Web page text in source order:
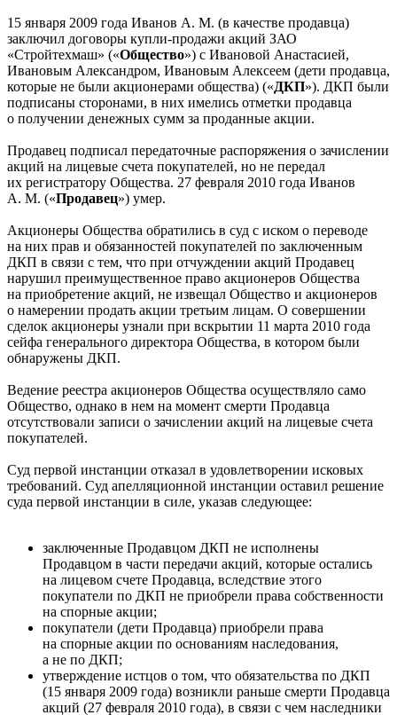
15 января 2009 года Иванов А. М. (в качестве продавца)
заключил договоры купли-продажи акций ЗАО
«Стройтехмаш» («Общество») с Ивановой Анастасией,
Ивановым Александром, Ивановым Алексеем (дети продавца,
которые не были акционерами общества) («ДКП»). ДКП были
подписаны сторонами, в них имелись отметки продавца
о получении денежных сумм за проданные акции.
Продавец подписал передаточные распоряжения о зачислении
акций на лицевые счета покупателей, но не передал
их регистратору Общества. 27 февраля 2010 года Иванов
А. М. («Продавец») умер.
Акционеры Общества обратились в суд с иском о переводе
на них прав и обязанностей покупателей по заключенным
ДКП в связи с тем, что при отчуждении акций Продавец
нарушил преимущественное право акционеров Общества
на приобретение акций, не извещал Общество и акционеров
о намерении продать акции третьим лицам. О совершении
сделок акционеры узнали при вскрытии 11 марта 2010 года
сейфа генерального директора Общества, в котором были
обнаружены ДКП.
Ведение реестра акционеров Общества осуществляло само
Общество, однако в нем на момент смерти Продавца
отсутствовали записи о зачислении акций на лицевые счета
покупателей.
Суд первой инстанции отказал в удовлетворении исковых
требований. Суд апелляционной инстанции оставил решение
суда первой инстанции в силе, указав следующее:
заключенные Продавцом ДКП не исполнены
Продавцом в части передачи акций, которые остались
на лицевом счете Продавца, вследствие этого
покупатели по ДКП не приобрели права собственности
на спорные акции;
покупатели (дети Продавца) приобрели права
на спорные акции по основаниям наследования,
а не по ДКП;
утверждение истцов о том, что обязательства по ДКП
(15 января 2009 года) возникли раньше смерти Продавца
акций (27 февраля 2010 года), в связи с чем наследники